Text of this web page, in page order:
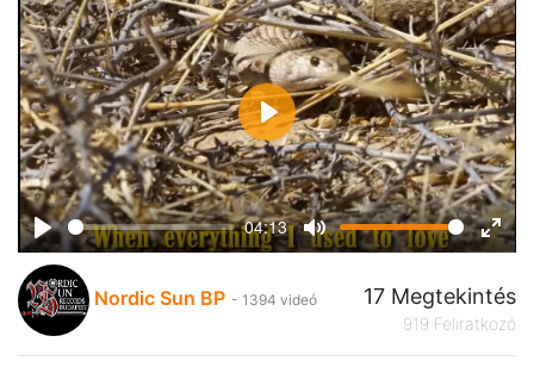
Play
04:13
Mute
Play
Nordic Sun BP - 1394 videó 17 Megtekintés
919 Feliratkozó